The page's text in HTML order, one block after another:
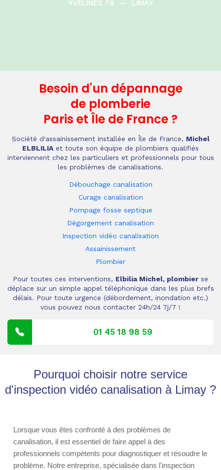
YVELINES 78
— LIMAY
Besoin d'un dépannage
de plomberie
Paris et Île de France ?
Société d'assainissement installée en Île de France, Michel
ELBLILIA et toute son équipe de plombiers qualifiés
interviennent chez les particuliers et professionnels pour tous
les problèmes de canalisations.
Débouchage canalisation
Curage canalisation
Pompage fosse septique
Dégorgement canalisation
Inspection vidéo canalisation
Assainissement
Plombier
Pour toutes ces interventions, Elbilia Michel, plombier se
déplace sur un simple appel téléphonique dans les plus brefs
délais. Pour toute urgence (débordement, inondation etc.)
vous pouvez nous contacter 24h/24 7j/7 !
01 45 18 98 59
Pourquoi choisir notre service
d'inspection vidéo canalisation à Limay ?
Lorsque vous êtes confronté à des problèmes de
canalisation, il est essentiel de faire appel à des
professionnels compétents pour diagnostiquer et résoudre le
problème. Notre entreprise, spécialisée dans l'inspection